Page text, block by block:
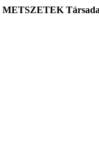
METSZETEK